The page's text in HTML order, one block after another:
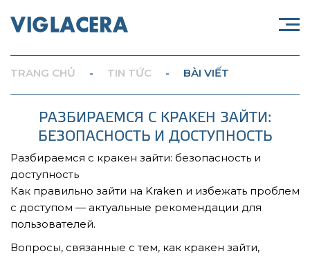
TRANG CHỦ - TIN TỨC - BÀI VIẾT
РАЗБИРАЕМСЯ С КРАКЕН ЗАЙТИ:
БЕЗОПАСНОСТЬ И ДОСТУПНОСТЬ
Разбираемся с кракен зайти: безопасность и
доступность
Как правильно зайти на Kraken и избежать проблем
с доступом — актуальные рекомендации для
пользователей.
Вопросы, связанные с тем, как кракен зайти,